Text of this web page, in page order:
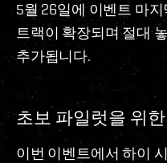
5월 26일에 이벤트 마
트랙이 확장되며 절대
추가됩니다.
초보 파일럿을 위
이번 이벤트에서 하이